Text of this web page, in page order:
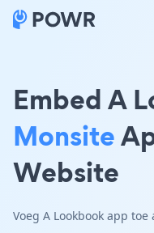
Embed A
Monsite
Website
Voeg A Lookbook app